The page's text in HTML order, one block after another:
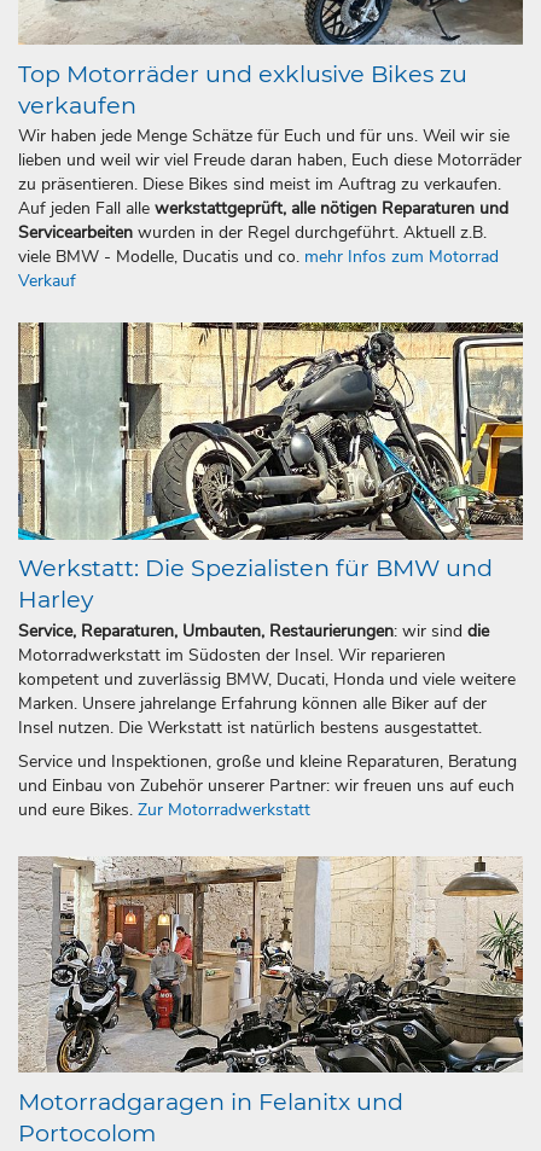
Top Motorräder und exklusive Bikes zu
verkaufen
Wir haben jede Menge Schätze für Euch und für uns. Weil wir sie
lieben und weil wir viel Freude daran haben, Euch diese Motorräder
zu präsentieren. Diese Bikes sind meist im Auftrag zu verkaufen.
Auf jeden Fall alle werkstattgeprüft, alle nötigen Reparaturen und
Servicearbeiten wurden in der Regel durchgeführt. Aktuell z.B.
viele BMW - Modelle, Ducatis und co. mehr Infos zum Motorrad
Verkauf
Werkstatt: Die Spezialisten für BMW und
Harley
Service, Reparaturen, Umbauten, Restaurierungen: wir sind die
Motorradwerkstatt im Südosten der Insel. Wir reparieren
kompetent und zuverlässig BMW, Ducati, Honda und viele weitere
Marken. Unsere jahrelange Erfahrung können alle Biker auf der
Insel nutzen. Die Werkstatt ist natürlich bestens ausgestattet.
Service und Inspektionen, große und kleine Reparaturen, Beratung
und Einbau von Zubehör unserer Partner: wir freuen uns auf euch
und eure Bikes. Zur Motorradwerkstatt
Motorradgaragen in Felanitx und
Portocolom